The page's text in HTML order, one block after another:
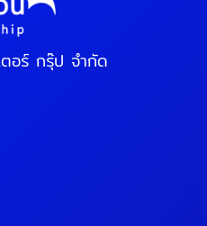
อร์ กรุ๊ป จำกัด